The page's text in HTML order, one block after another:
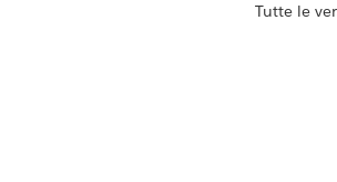
Tutte le